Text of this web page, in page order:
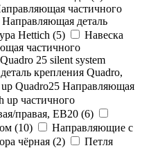
частичного
деталь
Hettich (5)
Навеска
частичного
25 silent system
крепления Quadro,
Quadro25 Направляющая
up частичного
правая, ЕВ20 (6)
(10)
Направляющие с
чёрная (2)
Петля